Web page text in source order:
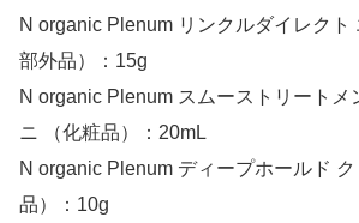
N organic Plenum リンクルダイレクト
部外品）：15g
N organic Plenum スムーストリートメ
ニ （化粧品）：20mL
N organic Plenum ディープホールド
品）：10g